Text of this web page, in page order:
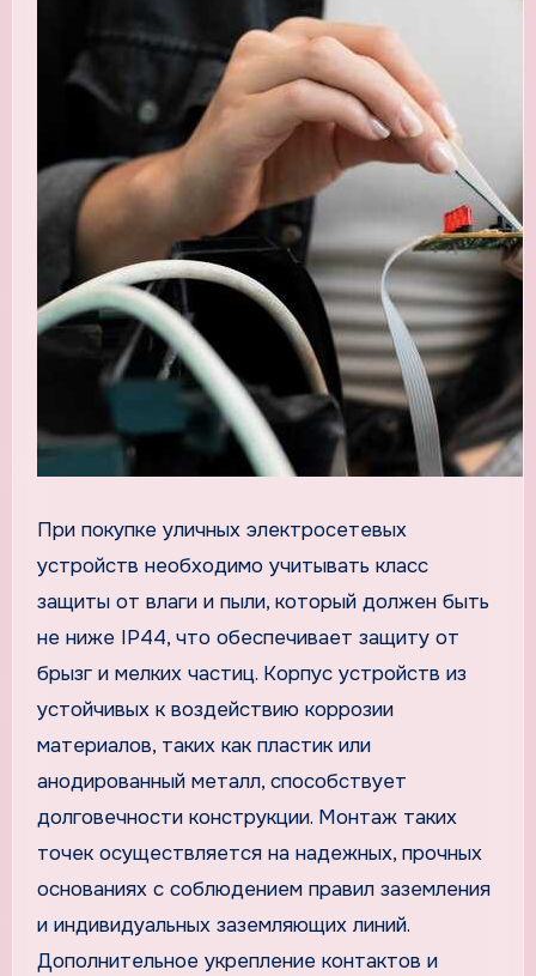
При покупке уличных электросетевых
устройств необходимо учитывать класс
защиты от влаги и пыли, который должен быть
не ниже IP44, что обеспечивает защиту от
брызг и мелких частиц. Корпус устройств из
устойчивых к воздействию коррозии
материалов, таких как пластик или
анодированный металл, способствует
долговечности конструкции. Монтаж таких
точек осуществляется на надежных, прочных
основаниях с соблюдением правил заземления
и индивидуальных заземляющих линий.
Дополнительное укрепление контактов и